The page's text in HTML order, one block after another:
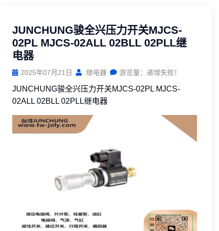
JUNCHUNG骏全兴压力开关MJCS-
02PL MJCS-02ALL 02BLL 02PLL继
电器
2025年07月21日 继电器 游览量：递增失败！
JUNCHUNG骏全兴压力开关MJCS-02PL MJCS-
02ALL 02BLL 02PLL继电器